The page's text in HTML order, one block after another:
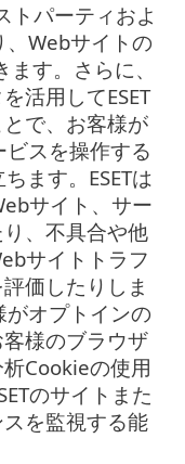
トパーティおよ
Webサイトの
す。さらに、
活用してESET
で、お客様が
ビスを操作する
ます。ESETは
サイト、サー
、不具合や他
サイトトラフ
価したりしま
オプトインの
様のブラウザ
Cookieの使用
のサイトまた
を監視する能